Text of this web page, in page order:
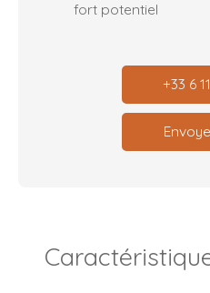
fort potentiel
+33 6